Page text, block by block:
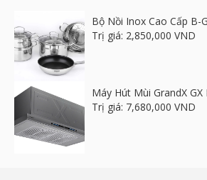
Bộ Nồi Inox Cao Cấp B-
Trị giá: 2,850,000 VND
Máy Hút Mùi GrandX GX
Trị giá: 7,680,000 VND